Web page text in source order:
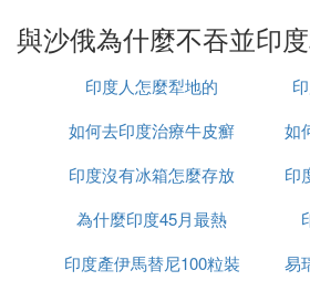
在其鼎盛時期，一度波及了四分
這些武裝反抗運動大多被印度政
化解：錫克教分離勢力基本消失
為印度國家自豪感最強的群體之
在極少數交通不便、人跡罕至的
米爾的情況最為復雜，印度在當
怖行動反擊政府。
與沙俄為什麼不吞並印
印度人怎麼犁地的
如何去印度治療牛皮癬
如
印度沒有冰箱怎麼存放
食物
印
為什麼印度45月最熱
印度產伊馬替尼100粒裝
易